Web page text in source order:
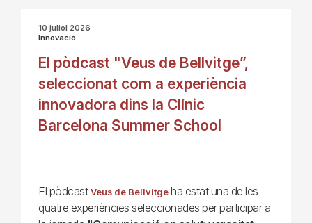
10 juliol 2026
Innovació
El pòdcast "Veus de Bellvitge”,
seleccionat com a experiència
innovadora dins la Clínic
Barcelona Summer School
El pòdcast Veus de Bellvitgeha estat una de les
quatre experiències seleccionades per participar a